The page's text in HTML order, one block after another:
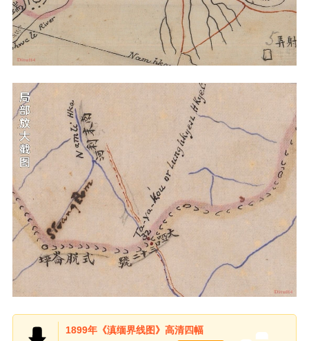
1899年《滇缅界线图》高清四幅